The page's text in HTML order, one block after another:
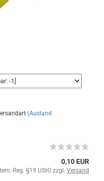
(Ausland
0,10 EUR
Reg. §19 UStG zzgl. Versand